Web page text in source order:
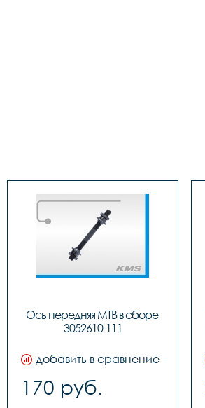
Ось передняя МТВ в сборе
3052610-111
добавить в сравнение
170 руб.